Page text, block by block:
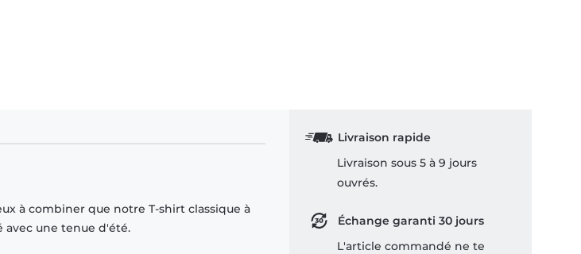
à combiner que notre T-shirt classique à
avec une tenue d'été.
Livraison rapide
Livraison sous 5 à 9 jours
ouvrés.
Échange garanti 30 jours
L'article commandé ne te